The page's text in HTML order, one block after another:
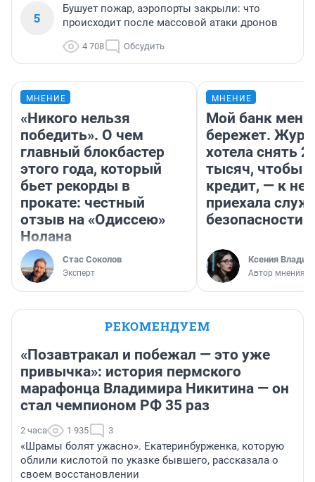
5
Бушует пожар, аэропорты закрыли: что
происходит после массовой атаки дронов
4 708 Обсудить
МНЕНИЕ
«Никого нельзя
победить». О чем
главный блокбастер
этого года, который
бьет рекорды в
прокате: честный
отзыв на «Одиссею»
Нолана
Стас Соколов
Эксперт
МНЕНИЕ
Мой банк меня
бережет.
хотела снять
тысяч, чтобы
кредит, — к
приехала
безопасности
Ксения
Автор мнения
РЕКОМЕНДУЕМ
«Позавтракал и побежал — это уже
привычка»: история пермского
марафонца Владимира Никитина — он
стал чемпионом РФ 35 раз
2 часа 1 935 3
«Шрамы болят ужасно». Екатеринбурженка, которую
облили кислотой по указке бывшего, рассказала о
своем восстановлении